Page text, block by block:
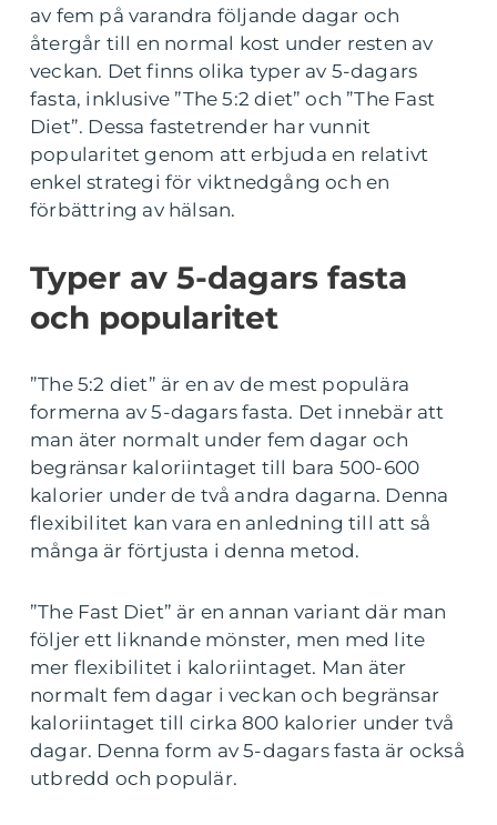
av fem på varandra följande dagar och
återgår till en normal kost under resten av
veckan. Det finns olika typer av 5-dagars
fasta, inklusive ”The 5:2 diet” och ”The Fast
Diet”. Dessa fastetrender har vunnit
popularitet genom att erbjuda en relativt
enkel strategi för viktnedgång och en
förbättring av hälsan.
Typer av 5-dagars fasta
och popularitet
”The 5:2 diet” är en av de mest populära
formerna av 5-dagars fasta. Det innebär att
man äter normalt under fem dagar och
begränsar kaloriintaget till bara 500-600
kalorier under de två andra dagarna. Denna
flexibilitet kan vara en anledning till att så
många är förtjusta i denna metod.
”The Fast Diet” är en annan variant där man
följer ett liknande mönster, men med lite
mer flexibilitet i kaloriintaget. Man äter
normalt fem dagar i veckan och begränsar
kaloriintaget till cirka 800 kalorier under två
dagar. Denna form av 5-dagars fasta är också
utbredd och populär.